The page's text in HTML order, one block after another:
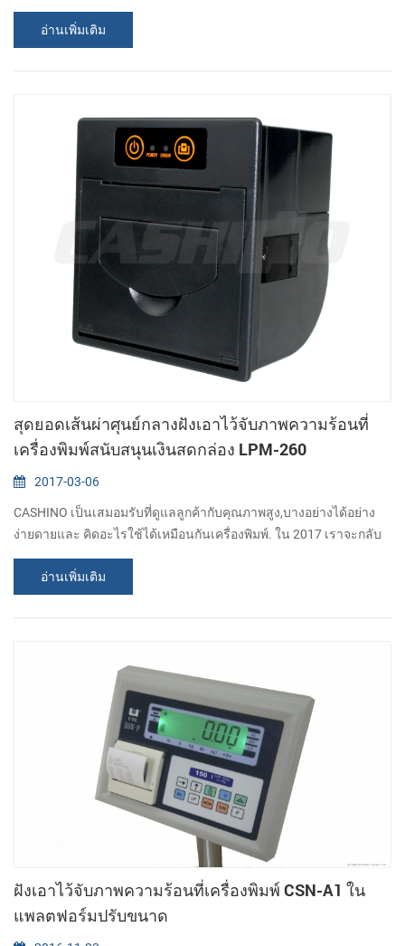
telecommunications บริษัทเป็นต้น จัดต่างๆของสำคัญที่สุ,CASHINO
เสมอ sourcing และพัฒนา kiosk เครื่องพิมพ์สำหรับลูกค้าไปเลย วันนี้
ฉันอยากจะแนะนำให้รู้จักคุณเป็นคนใหม่ 58mm kiosk ตั๋วเครื่องพิมพ์ .
นี่ เอาไว้จับภาพความร้อนที่ kiosk เครื่องพิมพ์ มีต่อเนื่องและพอร์ต USB.
อ่านเพิ่มเติม
สุดยอดเส้นผ่าศุนย์กลางฝังเอาไว้จับภาพความร้อนที่
เครื่องพิมพ์สนับสนุนเงินสดกล่อง LPM-260
2017-03-06
CASHINO เป็นเสมอมรับที่ดูแลลูกค้ากับคุณภาพสูง,บางอย่างได้อย่าง
ง่ายดายและ คิดอะไรใช้ได้เหมือนกันเครื่องพิมพ์. ใน 2017 เราจะกลับ
ไปทำต่อยังตองการเรียกใช้หลายเครื่องพิมพ์, ได้โปรดให้ความสนใจ
พวกเรา ใน เดือนมีนาคนเราเรียนปีนี้คือคนแรกฝังเอาไว้จับภาพความ
ร้อนที่เครื่องพิมพ์ LPM-260. มันไม่ใช่ แค่รอที่นายได้เปรียบอะไรบ้างว่า
นายได้เปรียบอะไรบ้างของฝังเอาไว้จับภาพความร้อนที่เครื่องพิมพ์มา
อ่านเพิ่มเติม
ฝังเอาไว้จับภาพความร้อนที่เครื่องพิมพ์ CSN-A1 ใน
แพลตฟอร์มปรับขนาด